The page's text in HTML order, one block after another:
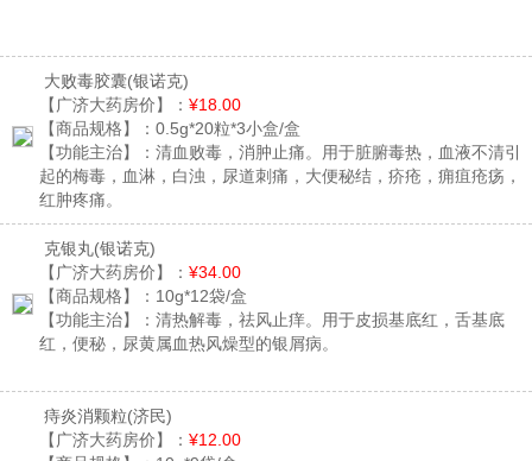
大败毒胶囊(银诺克)
【广济大药房价】： ¥18.00
【商品规格】： 0.5g*20粒*3小盒/盒
【功能主治】： 清血败毒，消肿止痛。用于脏腑毒热，血液不清引
起的梅毒，血淋，白浊，尿道刺痛，大便秘结，疥疮，痈疽疮疡，
红肿疼痛。
克银丸(银诺克)
【广济大药房价】： ¥34.00
【商品规格】： 10g*12袋/盒
【功能主治】： 清热解毒，祛风止痒。用于皮损基底红，舌基底
红，便秘，尿黄属血热风燥型的银屑病。
痔炎消颗粒(济民)
【广济大药房价】： ¥12.00